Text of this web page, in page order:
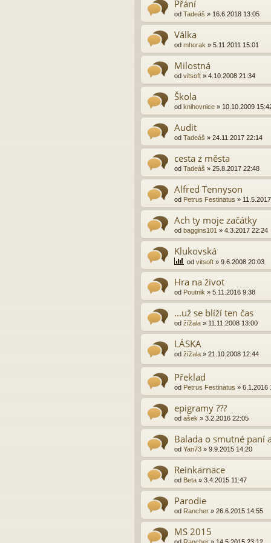
Přání
od Tadeáš » 16.6.2018 13:05
Válka
od mhorak » 5.11.2011 15:01
Milostná
od vitsoft » 4.10.2008 21:34
Škola
od knihovnice » 10.10.2009
Audit
od Tadeáš » 24.11.2017 22:14
cesta z města
od Tadeáš » 25.8.2017 22:48
Alfred Tennyson
od Petrus Festinatus »
Ach ty moje začátky
od baggins101 » 4.3.2017 22:24
Klukovská
od vitsoft » 9.6.2008 20:03
Hra na život
od Poutnik » 5.11.2016 9:38
...už se blíží ten čas
od žížala » 11.11.2008 13:00
LÁSKA
od žížala » 21.10.2008 12:44
Překlad
od Petrus Festinatus » 6.1.2016
epigramy ???
od ašek » 3.2.2016 22:05
Balada o smutné paní
od Yan73 » 9.9.2015 14:20
Reinkarnace
od Beta » 3.4.2015 11:47
Parodie
od Rancher » 26.6.2015 14:55
MS 2015
od Rancher » 14.5.2015 23:12